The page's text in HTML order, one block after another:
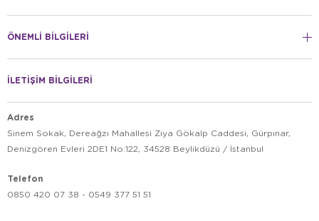
ÖNEMLİ BİLGİLERİ
İLETİŞİM BİLGİLERİ
Adres
Sinem Sokak, Dereağzı Mahallesi Ziya Gökalp Caddesi, Gürpınar,
Denizgören Evleri 2DE1 No:122, 34528 Beylikdüzü / İstanbul
Telefon
0850 420 07 38 - 0549 377 51 51